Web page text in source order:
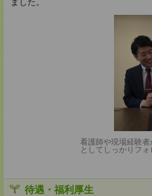
ました。
看護師や現場経験
としてしっかりフォ
待遇・福利厚生